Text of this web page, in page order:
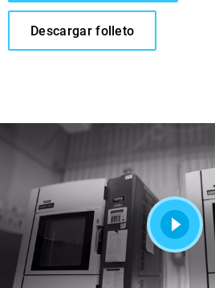
Descargar folleto